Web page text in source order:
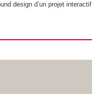
design d’un projet interactif